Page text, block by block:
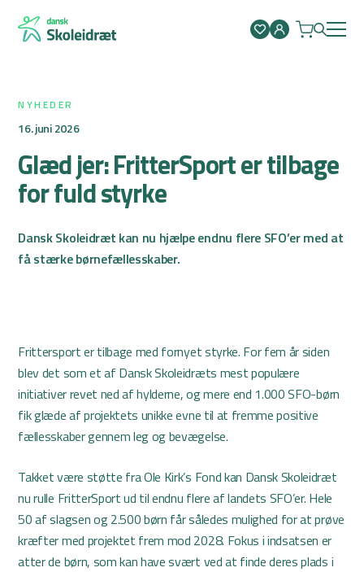
NYHEDER
16. juni 2026
Glæd jer: FritterSport er tilbage
for fuld styrke
Dansk Skoleidræt kan nu hjælpe endnu flere SFO’er med at
få stærke børnefællesskaber.
Frittersport er tilbage med fornyet styrke. For fem år siden
blev det som et af Dansk Skoleidræts mest populære
initiativer revet ned af hylderne, og mere end 1.000 SFO-børn
fik glæde af projektets unikke evne til at fremme positive
fællesskaber gennem leg og bevægelse.
Takket være støtte fra Ole Kirk’s Fond kan Dansk Skoleidræt
nu rulle FritterSport ud til endnu flere af landets SFO’er. Hele
50 af slagsen og 2.500 børn får således mulighed for at prøve
kræfter med projektet frem mod 2028. Fokus i indsatsen er
atter de børn, som kan have svært ved at finde deres plads i